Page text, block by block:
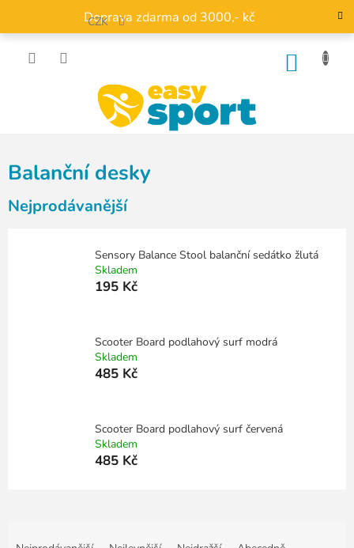
obsah
Doprava zdarma od 3000,- kč
CZK
Balanční desky
Nejprodávanější
Sensory Balance Stool balanční sedátko žlutá
Skladem
195 Kč
Scooter Board podlahový surf modrá
Skladem
485 Kč
Scooter Board podlahový surf červená
Skladem
485 Kč